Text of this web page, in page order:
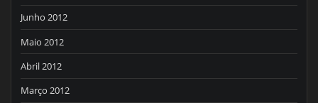
Junho 2012
Maio 2012
Abril 2012
Março 2012